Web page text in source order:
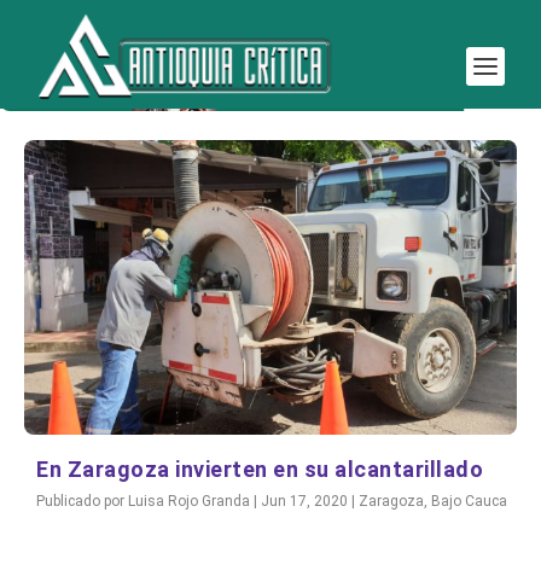
Etiqueta:
En Zaragoza invierten en su alcantarillado
Publicado por Luisa Rojo Granda Jun 17, 2020 Zaragoza, Bajo Cauca